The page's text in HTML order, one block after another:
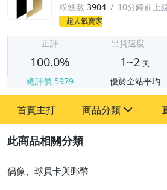
粉絲數 3904 10分鐘前上
超人氣賣家
正評
100.0%
總評價 5979
出貨速度
1~2 天
優於全站平均
首頁主打 商品分類
成人專區
玩具、模型與公仔
偶像、球員卡與郵幣